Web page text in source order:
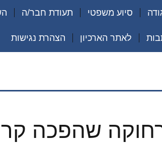
סיוע משפטי תעודת חבר/ה
לאתר הארכיון הצהרת נגישות
שהפכה